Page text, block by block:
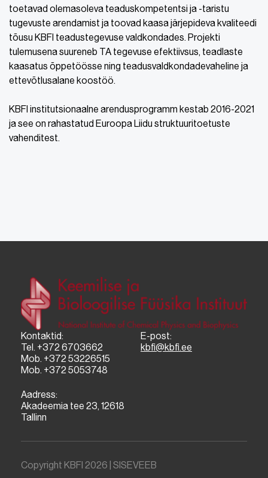
toetavad olemasoleva teaduskompetentsi ja -taristu
tugevuste arendamist ja toovad kaasa järjepideva kvaliteedi
tõusu KBFI teadustegevuse valdkondades. Projekti
tulemusena suureneb TA tegevuse efektiivsus, teadlaste
kaasatus õppetöösse ning teadusvaldkondadevaheline ja
ettevõtlusalane koostöö.
KBFI institutsionaalne arendusprogramm kestab 2016-2021
ja see on rahastatud Euroopa Liidu struktuuritoetuste
vahenditest.
Kontaktid:
Tel. +372 6703662
Mob. +372 53226515
Mob. +372 5053748
E-post:
kbfi@kbfi.ee
Aadress:
Akadeemia tee 23, 12618
Tallinn
Copyright KBFI 2026 | SISEVEEB